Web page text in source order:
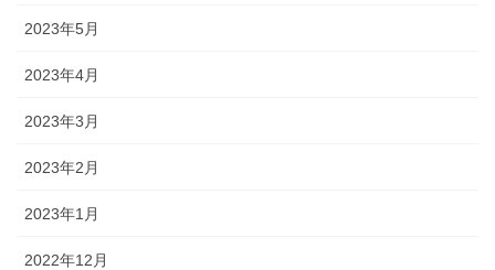
2023年5月
2023年4月
2023年3月
2023年2月
2023年1月
2022年12月